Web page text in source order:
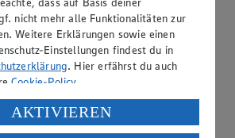
nicht mehr alle Funktionalitäten zur
Weitere Erklärungen sowie einen
Einstellungen findest du in
. Hier erfährst du auch
Cookie-Policy.
personenbezogenen Daten in den
und YouTube:
AKTIVIEREN